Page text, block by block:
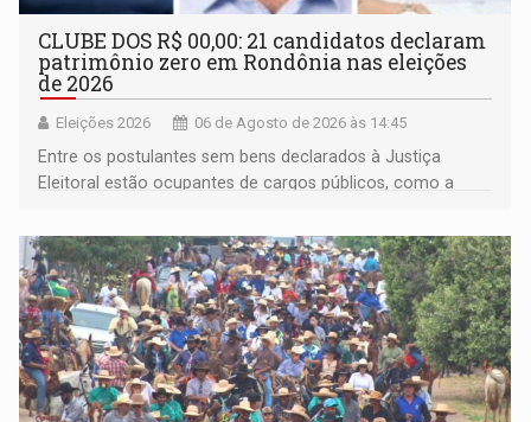
CLUBE DOS R$ 00,00: 21 candidatos declaram
patrimônio zero em Rondônia nas eleições
de 2026
Eleições 2026 06 de Agosto de 2026 às 14:45
Entre os postulantes sem bens declarados à Justiça
Eleitoral estão ocupantes de cargos públicos, como a
Pedro Geovar (PP) e a vice-prefeita Magna dos Anjos
(NOVO)